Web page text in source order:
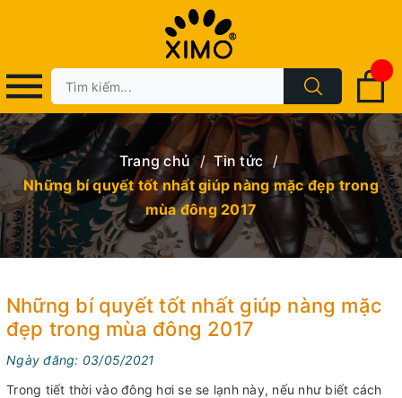
Trang chủ / Tin tức /
Những bí quyết tốt nhất giúp nàng mặc đẹp trong
mùa đông 2017
Những bí quyết tốt nhất giúp nàng mặc
đẹp trong mùa đông 2017
Ngày đăng: 03/05/2021
Trong tiết thời vào đông hơi se se lạnh này, nếu như biết cách